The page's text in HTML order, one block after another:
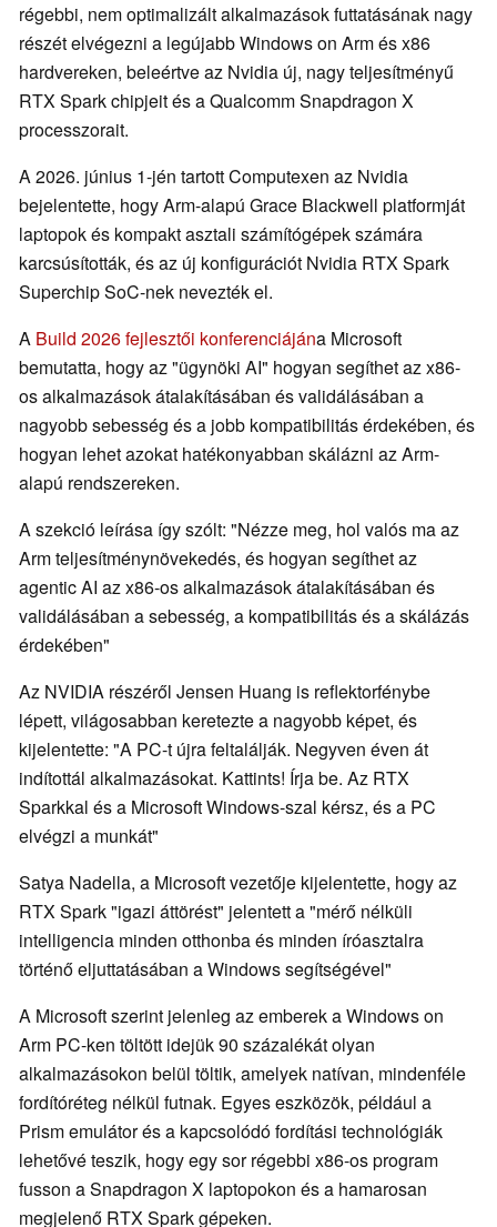
régebbi, nem optimalizált alkalmazások futtatásának nagy
részét elvégezni a legújabb Windows on Arm és x86
hardvereken, beleértve az Nvidia új, nagy teljesítményű
RTX Spark chipjeit és a Qualcomm Snapdragon X
processzorait.
A 2026. június 1-jén tartott Computexen az Nvidia
bejelentette, hogy Arm-alapú Grace Blackwell platformját
laptopok és kompakt asztali számítógépek számára
karcsúsították, és az új konfigurációt Nvidia RTX Spark
Superchip SoC-nek nevezték el.
A Build 2026 fejlesztői konferenciájána Microsoft
bemutatta, hogy az "ügynöki AI" hogyan segíthet az x86-
os alkalmazások átalakításában és validálásában a
nagyobb sebesség és a jobb kompatibilitás érdekében, és
hogyan lehet azokat hatékonyabban skálázni az Arm-
alapú rendszereken.
A szekció leírása így szólt: "Nézze meg, hol valós ma az
Arm teljesítménynövekedés, és hogyan segíthet az
agentic AI az x86-os alkalmazások átalakításában és
validálásában a sebesség, a kompatibilitás és a skálázás
érdekében"
Az NVIDIA részéről Jensen Huang is reflektorfénybe
lépett, világosabban keretezte a nagyobb képet, és
kijelentette: "A PC-t újra feltalálják. Negyven éven át
indítottál alkalmazásokat. Kattints! Írja be. Az RTX
Sparkkal és a Microsoft Windows-szal kérsz, és a PC
elvégzi a munkát"
Satya Nadella, a Microsoft vezetője kijelentette, hogy az
RTX Spark "igazi áttörést" jelentett a "mérő nélküli
intelligencia minden otthonba és minden íróasztalra
történő eljuttatásában a Windows segítségével"
A Microsoft szerint jelenleg az emberek a Windows on
Arm PC-ken töltött idejük 90 százalékát olyan
alkalmazásokon belül töltik, amelyek natívan, mindenféle
fordítóréteg nélkül futnak. Egyes eszközök, például a
Prism emulátor és a kapcsolódó fordítási technológiák
lehetővé teszik, hogy egy sor régebbi x86-os program
fusson a Snapdragon X laptopokon és a hamarosan
megjelenő RTX Spark gépeken.